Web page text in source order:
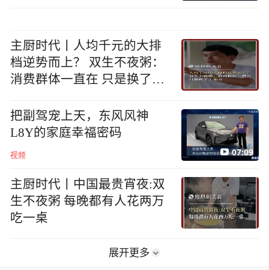
主厨时代丨人均千元的大排
档逆势而上？ 双生不夜粥：
消费群体一直在 只是换了个
把副驾宠上天，东风风神
L8Y的家庭幸福密码
视频 07:09
主厨时代丨中国最贵宵夜:双
生不夜粥 每晚都有人花两万
吃一桌
展开更多